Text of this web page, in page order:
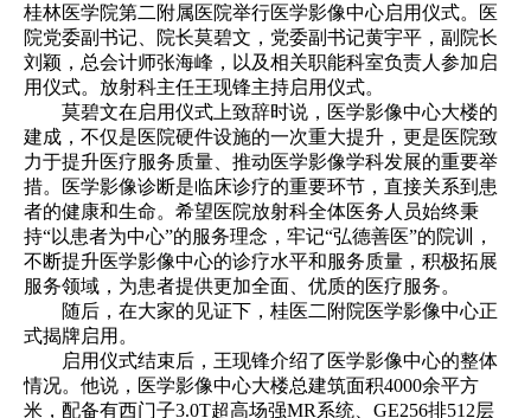
桂林医学院第二附属医院举行医学影像中心启用仪式。医
院党委副书记、院长莫碧文，党委副书记黄宇平，副院长
刘颖，总会计师张海峰，以及相关职能科室负责人参加启
用仪式。放射科主任王现锋主持启用仪式。
莫碧文在启用仪式上致辞时说，医学影像中心大楼的
建成，不仅是医院硬件设施的一次重大提升，更是医院致
力于提升医疗服务质量、推动医学影像学科发展的重要举
措。医学影像诊断是临床诊疗的重要环节，直接关系到患
者的健康和生命。希望医院放射科全体医务人员始终秉
持“以患者为中心”的服务理念，牢记“弘德善医”的院训，
不断提升医学影像中心的诊疗水平和服务质量，积极拓展
服务领域，为患者提供更加全面、优质的医疗服务。
随后，在大家的见证下，桂医二附院医学影像中心正
式揭牌启用。
启用仪式结束后，王现锋介绍了医学影像中心的整体
情况。他说，医学影像中心大楼总建筑面积4000余平方
米，配备有西门子3.0T超高场强MR系统、GE256排512层